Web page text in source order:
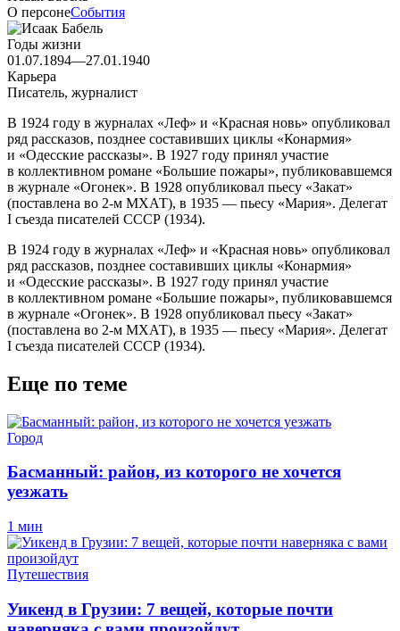
О персонеСобытия
Годы жизни
01.07.1894—27.01.1940
Карьера
Писатель, журналист
В 1924 году в журналах «Леф» и «Красная новь» опубликовал
ряд рассказов, позднее составивших циклы «Конармия»
и «Одесские рассказы». В 1927 году принял участие
в коллективном романе «Большие пожары», публиковавшемся
в журнале «Огонек». В 1928 опубликовал пьесу «Закат»
(поставлена во 2-м МХАТ), в 1935 — пьесу «Мария». Делегат
I съезда писателей СССР (1934).
В 1924 году в журналах «Леф» и «Красная новь» опубликовал
ряд рассказов, позднее составивших циклы «Конармия»
и «Одесские рассказы». В 1927 году принял участие
в коллективном романе «Большие пожары», публиковавшемся
в журнале «Огонек». В 1928 опубликовал пьесу «Закат»
(поставлена во 2-м МХАТ), в 1935 — пьесу «Мария». Делегат
I съезда писателей СССР (1934).
Еще по теме
Город
Басманный: район, из которого не хочется
уезжать
1 мин
Путешествия
Уикенд в Грузии: 7 вещей, которые почти